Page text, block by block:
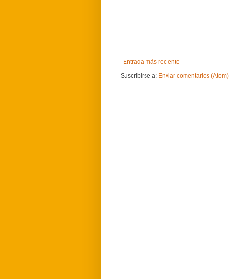
Entrada más reciente
Suscribirse a: Enviar comentarios (Atom)